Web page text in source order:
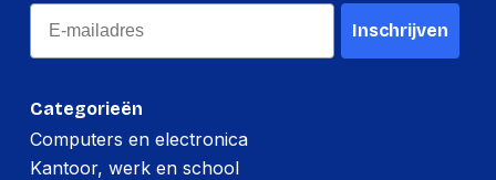
Categorieën
Computers en electronica
Kantoor, werk en school
Email
Inschrijven